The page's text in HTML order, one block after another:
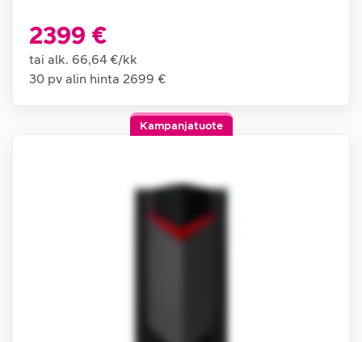
2399 €
tai alk. 66,64 €/kk
30 pv alin hinta 2699 €
Kampanjatuote